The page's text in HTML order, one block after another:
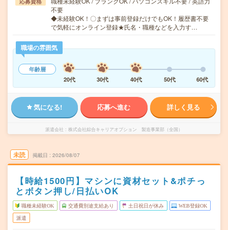
不要
◆未経験OK！〇まずは事前登録だけでもOK！履歴書不要
で気軽にオンライン登録★氏名・職種などを入力す…
職場の雰囲気
年齢層
20代
30代 40代 50代 60代
気になる! 応募へ進む 詳しく見る
派遣会社 株式会社綜合キャリアオプション 製造事業部（全国）
未読 掲載日 2026/08/07
【時給1500円】マシンに資材セット&ポチっ
とボタン押し/日払いOK
職種未経験OK 交通費別途支給あり 土日祝日が休み WEB登録OK
派遣